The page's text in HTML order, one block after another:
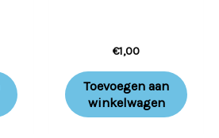
€1,00
Toevoegen aan
winkelwagen